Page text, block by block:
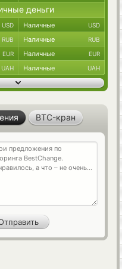
деньги
USD Наличные USD
RUB Наличные RUB
EUR Наличные EUR
UAH Наличные UAH
BTC-кран